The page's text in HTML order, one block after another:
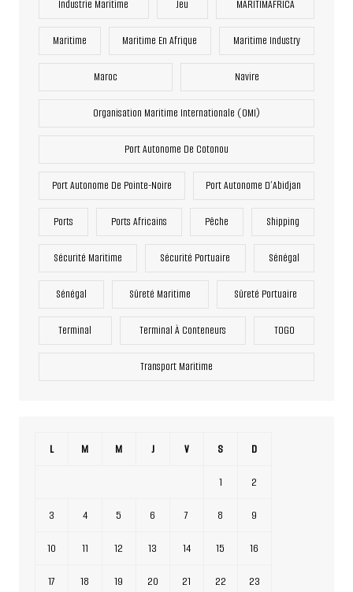
Industrie Maritime Jeu MARITIMAFRICA
Maritime Maritime En Afrique Maritime Industry
Maroc Navire
Organisation Maritime Internationale (OMI)
Port Autonome De Cotonou
Port Autonome De Pointe-Noire Port Autonome D’Abidjan
Ports Ports Africains Pêche Shipping
Sécurité Maritime Sécurité Portuaire Sénégal
Sénégal Sûreté Maritime Sûreté Portuaire
Terminal Terminal À Conteneurs TOGO
Transport Maritime
L M M J V S D
1 2
3 4 5 6 7 8 9
10 11 12 13 14 15 16
17 18 19 20 21 22 23